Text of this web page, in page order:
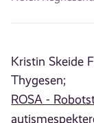
Kristin Skeide
Thygesen;
ROSA -